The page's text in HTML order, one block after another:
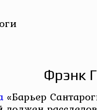
Фрэнк
«Барьер